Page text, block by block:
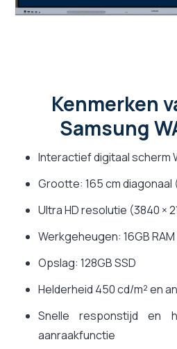
Kenmerken
Samsung
Interactief digitaal scherm
Grootte: 165 cm diagonaal
Ultra HD resolutie (3840 ×
Werkgeheugen: 16GB RAM
Opslag: 128GB SSD
Helderheid 450 cd/m² en
Snelle responstijd en
aanraakfunctie